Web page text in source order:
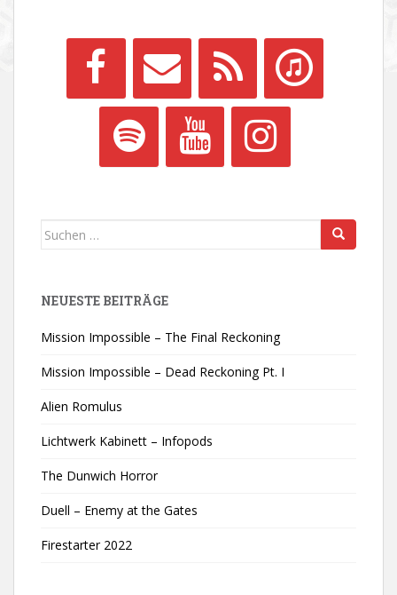
Suchen
NEUESTE BEITRÄGE
Mission Impossible – The Final Reckoning
Mission Impossible – Dead Reckoning Pt. I
Alien Romulus
Lichtwerk Kabinett – Infopods
The Dunwich Horror
Duell – Enemy at the Gates
Firestarter 2022